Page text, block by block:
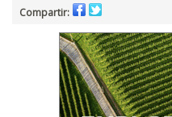
Compartir: